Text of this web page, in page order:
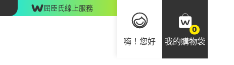
屈臣氏線上服務
嗨！您好
0
我的購物袋